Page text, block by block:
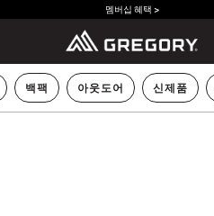
멤버십 혜택 >
백팩 아웃도어 신제품